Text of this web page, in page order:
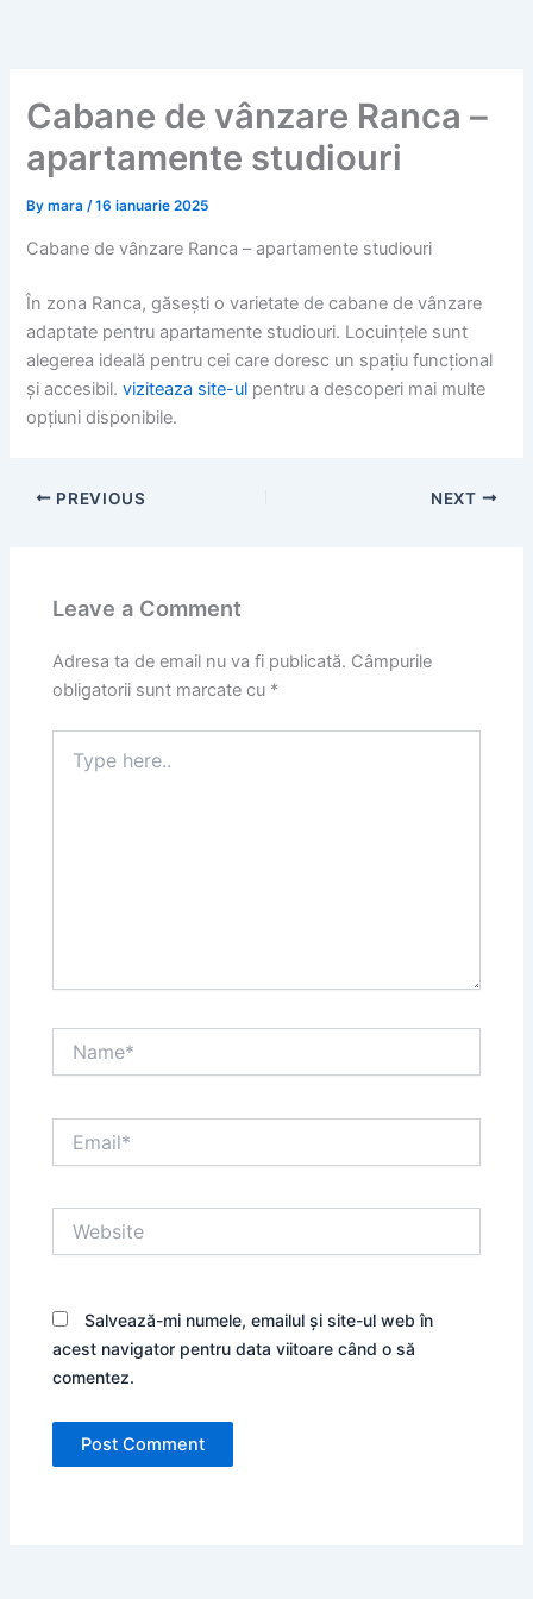
Cabane de vânzare Ranca –
apartamente studiouri
Bymara/16 ianuarie 2025
Cabane de vânzare Ranca – apartamente studiouri
În zona Ranca, găsești o varietate de cabane de vânzare
adaptate pentru apartamente studiouri. Locuințele sunt
alegerea ideală pentru cei care doresc un spațiu funcțional
și accesibil.viziteaza site-ul pentru a descoperi mai multe
opțiuni disponibile.
PREVIOUS NEXT
Leave a Comment
Adresa ta de email nu va fi publicată. Câmpurile
obligatorii sunt marcate cu *
here..
Salvează-mi numele, emailul și site-ul web în
acest navigator pentru data viitoare când o să
comentez.